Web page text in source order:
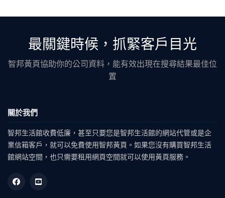
最關鍵時候，抓緊客戶目光
智邦黃頁協助你的公司資料，能有效出現在搜尋結果最佳位
置
關於我們
智邦生活館收費低廉，甚至只要您是智邦生活館的網站代管或是企
業信箱客戶，就可以免費使用智邦黃頁。如果您沒有購買智邦生活
館網站空間，也只需要租用網頁空間就可以使用黃頁服務。